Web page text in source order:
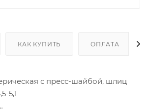
КАК КУПИТЬ ОПЛАТА
с пресс-шайбой, шлиц
5,1